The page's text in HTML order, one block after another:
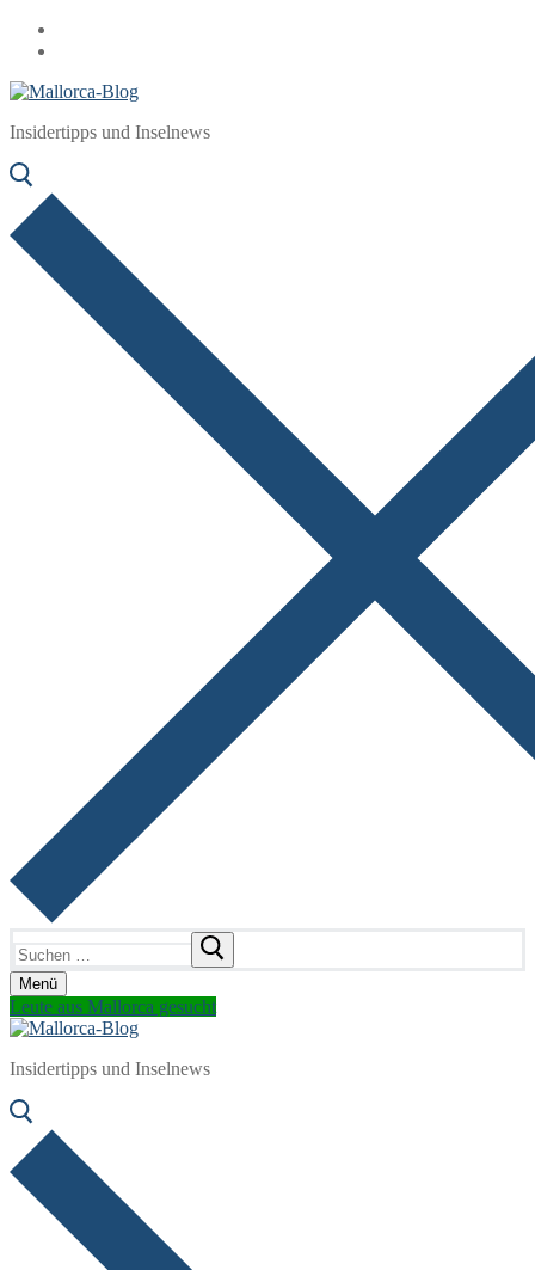
Zum
Inhalt
Menü
Schließen
Insidertipps und Inselnews
nach:
Menü
Leute aus Mallorca gesucht
Insidertipps und Inselnews